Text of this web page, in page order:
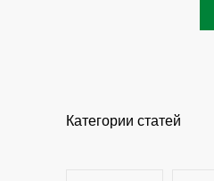
Категории статей